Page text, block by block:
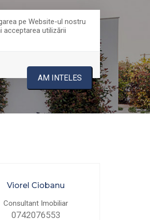
pe Website-ul nostru
acceptarea utilizării
AM INTELES
Viorel Ciobanu
Consultant Imobiliar
0742076553